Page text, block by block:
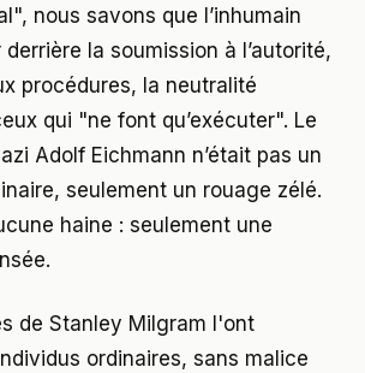
nous savons que l’inhumain
la soumission à l’autorité,
procédures, la neutralité
qui "ne font qu’exécuter". Le
Adolf Eichmann n’était pas un
seulement un rouage zélé.
haine : seulement une
de Stanley Milgram l'ont
ordinaires, sans malice